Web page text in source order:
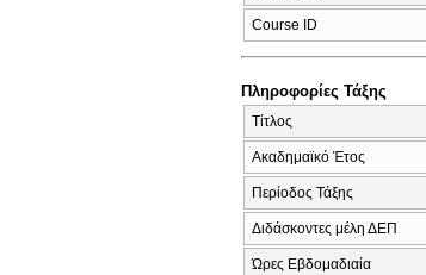
Course ID
Πληροφορίες Τάξης
Τίτλος
Ακαδημαϊκό Έτος
Περίοδος Τάξης
Διδάσκοντες μέλη ΔΕΠ
Ώρες Εβδομαδιαία